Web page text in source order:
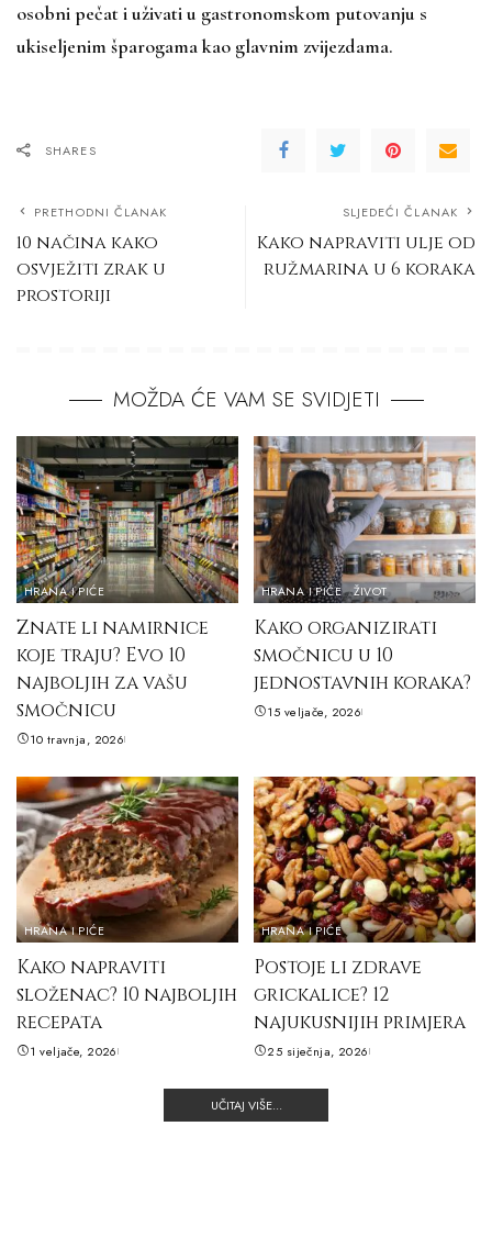
osobni pečat i uživati u gastronomskom putovanju s
ukiseljenim šparogama kao glavnim zvijezdama.
SHARES
PRETHODNI ČLANAK
10 načina kako
osvježiti zrak u
prostoriji
SLJEDEĆI ČLANAK
Kako napraviti ulje od
ružmarina u 6 koraka
MOŽDA ĆE VAM SE SVIDJETI
HRANA I PIĆE
Znate li namirnice
koje traju? Evo 10
najboljih za vašu
smočnicu
10 travnja, 2026
HRANA I PIĆE ŽIVOT
Kako organizirati
smočnicu u 10
jednostavnih koraka?
15 veljače, 2026
HRANA I PIĆE
Kako napraviti
složenac? 10 najboljih
recepata
1 veljače, 2026
HRANA I PIĆE
Postoje li zdrave
grickalice? 12
najukusnijih primjera
25 siječnja, 2026
UČITAJ VIŠE...